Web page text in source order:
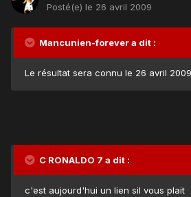
Posté(e) le 26 avril 2009
Mancunien-forever a dit :
Le résultat sera connu le 26 avril 2009
C RONALDO 7 a dit :
c'est aujourd'hui un lien sil vous plait